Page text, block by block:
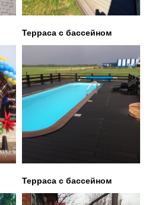
Терраса с бассейном
Терраса с бассейном